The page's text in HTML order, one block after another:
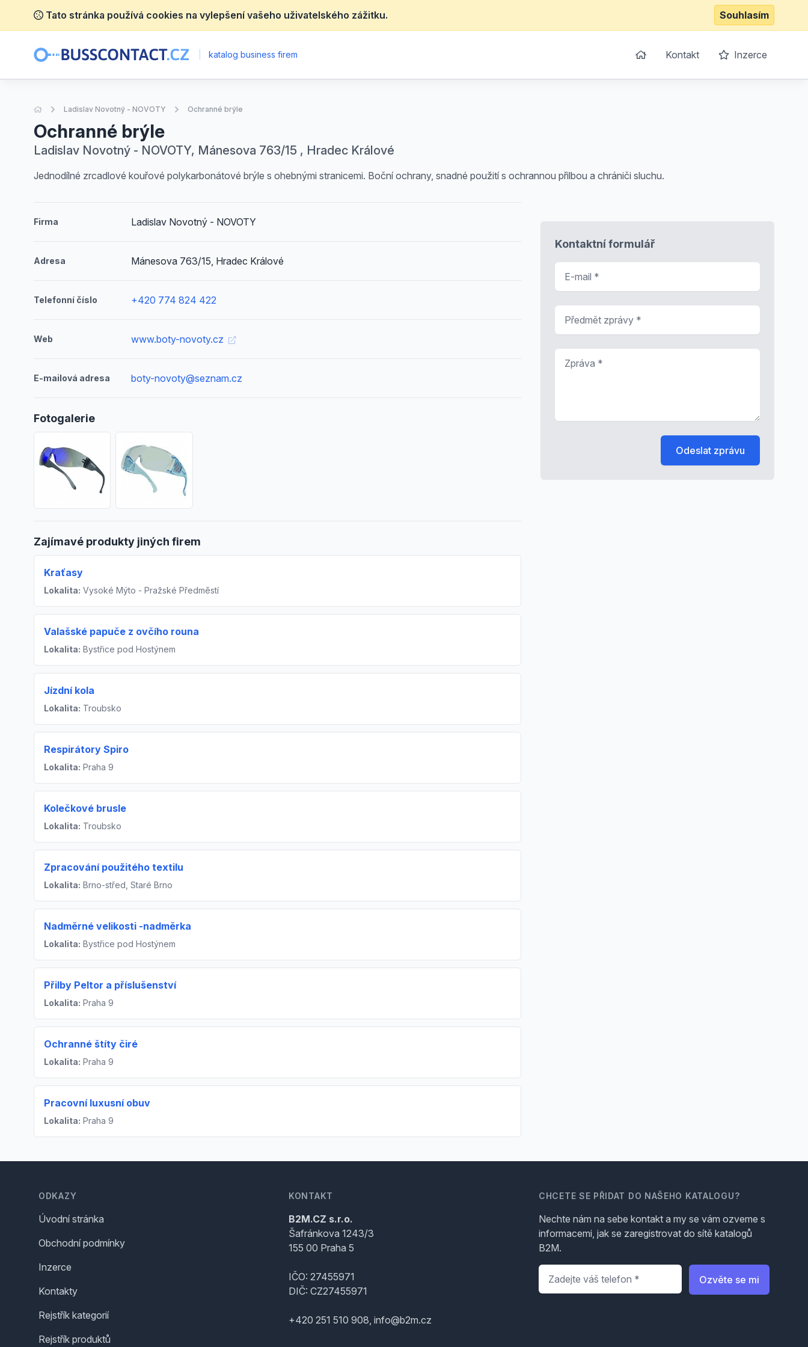
Tato stránka používá cookies na vylepšení vašeho uživatelského zážitku. Souhlasím
katalog business firem Kontakt Inzerce
Úvodní stránka
Ladislav Novotný - NOVOTY Ochranné brýle
Ochranné brýle
Ladislav Novotný - NOVOTY, Mánesova 763/15 , Hradec Králové
Jednodílné zrcadlové kouřové polykarbonátové brýle s ohebnými stranicemi. Boční ochrany, snadné použití s ochrannou přilbou a chrániči sluchu.
Firma Ladislav Novotný - NOVOTY
Adresa Mánesova 763/15, Hradec Králové
Telefonní číslo +420 774 824 422
Web www.boty-novoty.cz
E-mailová adresa boty-novoty@seznam.cz
Fotogalerie
Zajímavé produkty jiných firem
Kraťasy
Lokalita: Vysoké Mýto - Pražské Předměstí
Valašské papuče z ovčího rouna
Lokalita: Bystřice pod Hostýnem
Jízdní kola
Lokalita: Troubsko
Respirátory Spiro
Lokalita: Praha 9
Kolečkové brusle
Lokalita: Troubsko
Zpracování použitého textilu
Lokalita: Brno-střed, Staré Brno
Nadměrné velikosti -nadměrka
Lokalita: Bystřice pod Hostýnem
Přilby Peltor a příslušenství
Lokalita: Praha 9
Ochranné štíty čiré
Lokalita: Praha 9
Pracovní luxusní obuv
Lokalita: Praha 9
Kontaktní formulář
Odeslat zprávu
ODKAZY
Úvodní stránka
Obchodní podmínky
Inzerce
Kontakty
Rejstřík kategorií
Rejstřík produktů
KONTAKT
B2M.CZ s.r.o.
Šafránkova 1243/3
155 00 Praha 5
IČO: 27455971
DIČ: CZ27455971
+420 251 510 908, info@b2m.cz
CHCETE SE PŘIDAT DO NAŠEHO KATALOGU?
Nechte nám na sebe kontakt a my se vám ozveme s
informacemi, jak se zaregistrovat do sítě katalogů
B2M.
Telefon
Ozvěte se mi